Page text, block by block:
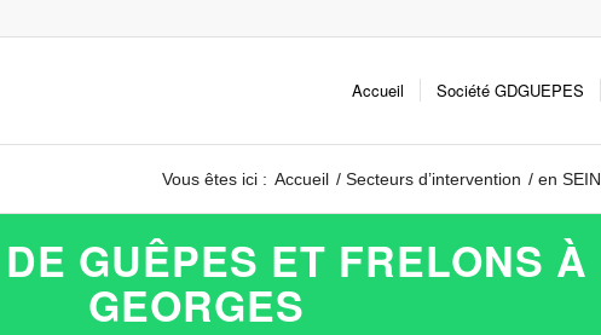
Accueil Société GDGUEPES
Vous êtes ici : Accueil / Secteurs d’intervention / en
GUÊPES ET FRELONS
GEORGES